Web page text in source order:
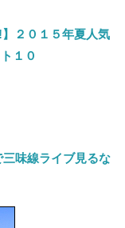
】２０１５年夏人気
１０
三味線ライブ見るな